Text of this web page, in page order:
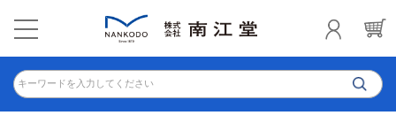
キーワードを入力してください